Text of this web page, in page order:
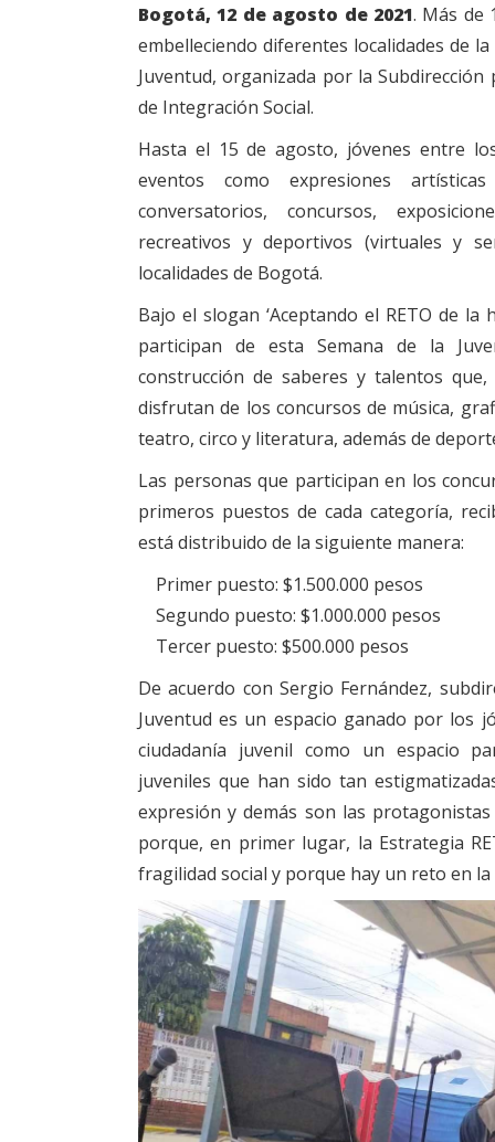
Bogotá, 12 de agosto de 2021. Más de
embelleciendo diferentes localidades de
Juventud, organizada por la
de Integración Social.
Hasta el 15 de agosto, jóvenes entre
eventos como expresiones
conversatorios, concursos,
recreativos y deportivos (virtuales y
localidades de Bogotá.
Bajo el slogan ‘Aceptando el RETO de
participan de esta Semana de la
construcción de saberes y talentos
disfrutan de los concursos de música,
teatro, circo y literatura, además de
Las personas que participan en los
primeros puestos de cada categoría,
está distribuido de la siguiente manera:
Primer puesto: $1.500.000 pesos
Segundo puesto: $1.000.000 pesos
Tercer puesto: $500.000 pesos
De acuerdo con Sergio Fernández,
Juventud es un espacio ganado por los
ciudadanía juvenil como un espacio
juveniles que han sido tan
expresión y demás son las protagonistas
porque, en primer lugar, la Estrategia
fragilidad social y porque hay un reto en la